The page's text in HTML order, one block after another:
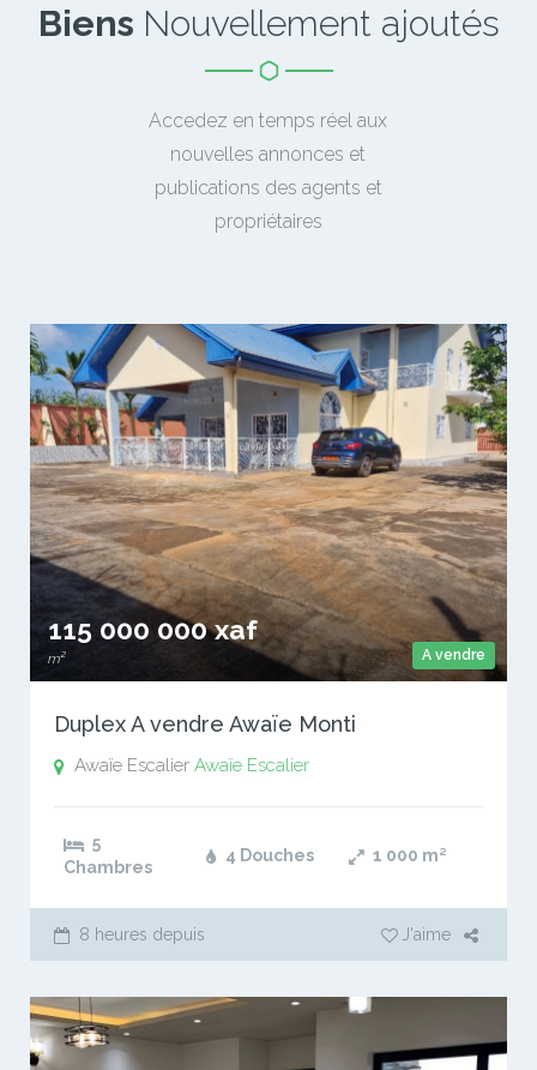
Biens Nouvellement ajoutés
Accedez en temps réel aux
nouvelles annonces et
publications des agents et
propriétaires
A vendre
115 000 000 xaf
m²
Duplex A vendre Awaïe Monti
Awaïe Escalier Awaïe Escalier
5
Chambres
4 Douches 1 000 m²
8 heures depuis J'aime